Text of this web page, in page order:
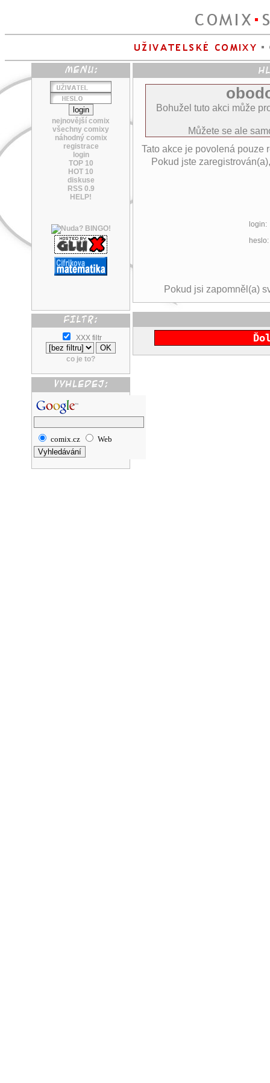
nejnovější comix
všechny comixy
náhodný comix
registrace
login
TOP 10
HOT 10
diskuse
RSS 0.9
HELP!
XXX filtr
co je to?
comix.cz Web
Bohužel tuto akci může
Můžete se ale
Tato akce je povolená pouze
Pokud jste
login:
heslo:
Pokud jsi zapomněl(a)